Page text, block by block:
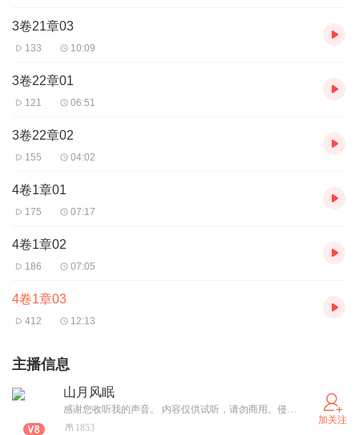
3卷21章03
133 10:09
3卷22章01
121 06:51
3卷22章02
155 04:02
4卷1章01
175 07:17
4卷1章02
186 07:05
4卷1章03
412 12:13
主播信息
山月风眠
感谢您收听我的声音。 内容仅供试听，请勿商用。侵权必删。
1853
加关注